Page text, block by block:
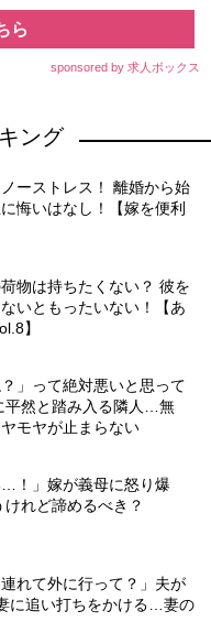
ら
sponsored by 求人ボックス
ング
ーストレス！ 離婚から始
悔いはなし！【嫁を便利
物は持ちたくない？ 彼を
いともったいない！【あ
】
」って絶対悪いと思って
然と踏み入る隣人…無
モヤが止まらない
…！」嫁が義母に怒り爆
れど諦めるべき？
れて外に行って？」夫が
に追い打ちをかける…妻の